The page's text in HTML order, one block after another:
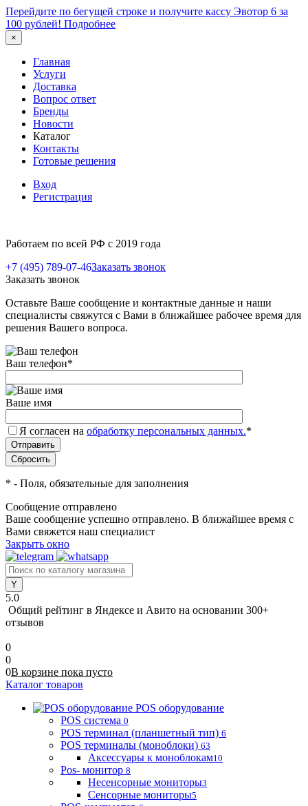
Перейдите по бегущей строке и получите кассу Эвотор 6 за
100 рублей! Подробнее
×
Главная
Услуги
Доставка
Вопрос ответ
Бренды
Новости
Каталог
Контакты
Готовые решения
Вход
Регистрация
Работаем по всей РФ с 2019 года
+7 (495) 789-07-46Заказать звонок
Заказать звонок
Оставьте Ваше сообщение и контактные данные и наши
специалисты свяжутся с Вами в ближайшее рабочее время для
решения Вашего вопроса.
Ваш телефон*
Ваше имя
Я согласен на обработку персональных данных.*
* - Поля, обязательные для заполнения
Сообщение отправлено
Ваше сообщение успешно отправлено. В ближайшее время с
Вами свяжется наш специалист
Закрыть окно
5.0
Общий рейтинг в Яндексе и Авито на основании 300+
отзывов
0
0
0В корзине пока пусто
Каталог товаров
POS оборудование
POS система 0
POS терминал (планшетный тип) 6
POS терминалы (моноблоки) 63
Аксессуары к моноблокам10
Pos- монитор 8
Несенсорные мониторы3
Сенсорные мониторы5